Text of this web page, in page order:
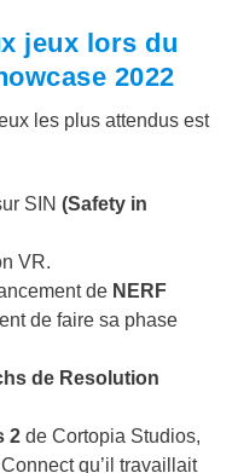
jeux lors du
2022
les plus attendus est
SIN(Safety in
VR.
de NERF
de faire sa phase
de Resolution
2 de Cortopia Studios,
qu’il travaillait